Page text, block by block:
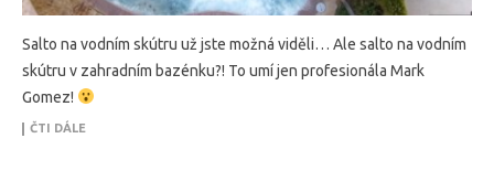
Salto na vodním skútru už jste možná viděli… Ale salto na vodním
skútru v zahradním bazénku?! To umí jen profesionála Mark
Gomez!
ČTI DÁLE